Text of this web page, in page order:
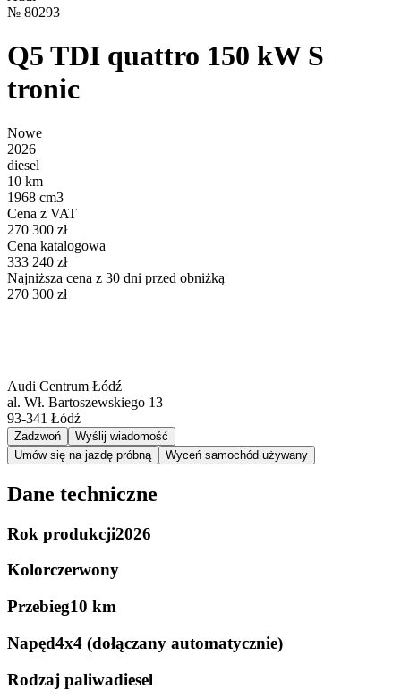
№ 80293
Q5 TDI quattro 150 kW S
tronic
Nowe
2026
diesel
10 km
1968 cm3
Cena z VAT
270 300 zł
Cena katalogowa
333 240 zł
Najniższa cena z 30 dni przed obniżką
270 300 zł
Audi Centrum Łódź
al. Wł. Bartoszewskiego 13
93-341 Łódź
Zadzwoń
Wyślij wiadomość
Umów się na jazdę próbną
Wyceń samochód używany
Dane techniczne
Rok produkcji2026
Kolorczerwony
Przebieg10 km
Napęd4x4 (dołączany automatycznie)
Rodzaj paliwadiesel